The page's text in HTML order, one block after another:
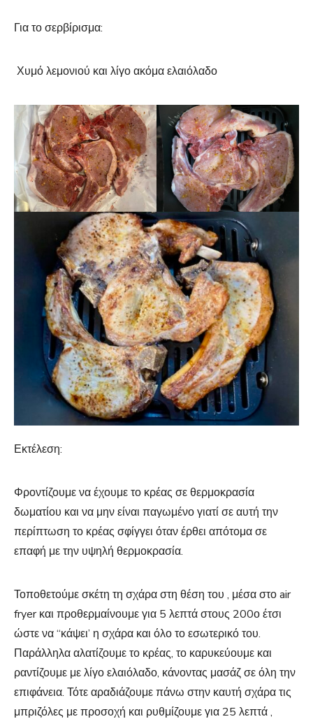
Για το σερβίρισμα:
Χυμό λεμονιού και λίγο ακόμα ελαιόλαδο
Εκτέλεση:
Φροντίζουμε να έχουμε το κρέας σε θερμοκρασία
δωματίου και να μην είναι παγωμένο γιατί σε αυτή την
περίπτωση το κρέας σφίγγει όταν έρθει απότομα σε
επαφή με την υψηλή θερμοκρασία.
Τοποθετούμε σκέτη τη σχάρα στη θέση του , μέσα στο air
fryer και προθερμαίνουμε για 5 λεπτά στους 200ο έτσι
ώστε να “κάψει’ η σχάρα και όλο το εσωτερικό του.
Παράλληλα αλατίζουμε το κρέας, το καρυκεύουμε και
ραντίζουμε με λίγο ελαιόλαδο, κάνοντας μασάζ σε όλη την
επιφάνεια. Τότε αραδιάζουμε πάνω στην καυτή σχάρα τις
μπριζόλες με προσοχή και ρυθμίζουμε για 25 λεπτά ,